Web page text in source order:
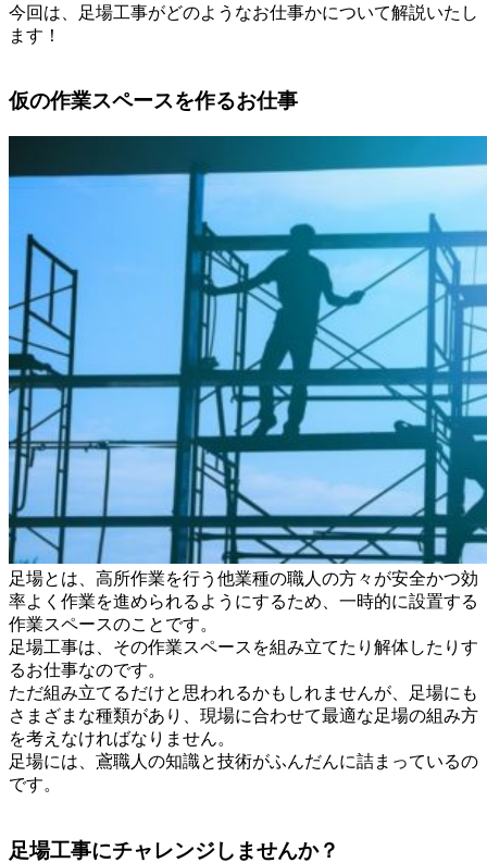
今回は、足場工事がどのようなお仕事かについて解説いたし
ます！
仮の作業スペースを作るお仕事
足場とは、高所作業を行う他業種の職人の方々が安全かつ効
率よく作業を進められるようにするため、一時的に設置する
作業スペースのことです。
足場工事は、その作業スペースを組み立てたり解体したりす
るお仕事なのです。
ただ組み立てるだけと思われるかもしれませんが、足場にも
さまざまな種類があり、現場に合わせて最適な足場の組み方
を考えなければなりません。
足場には、鳶職人の知識と技術がふんだんに詰まっているの
です。
足場工事にチャレンジしませんか？